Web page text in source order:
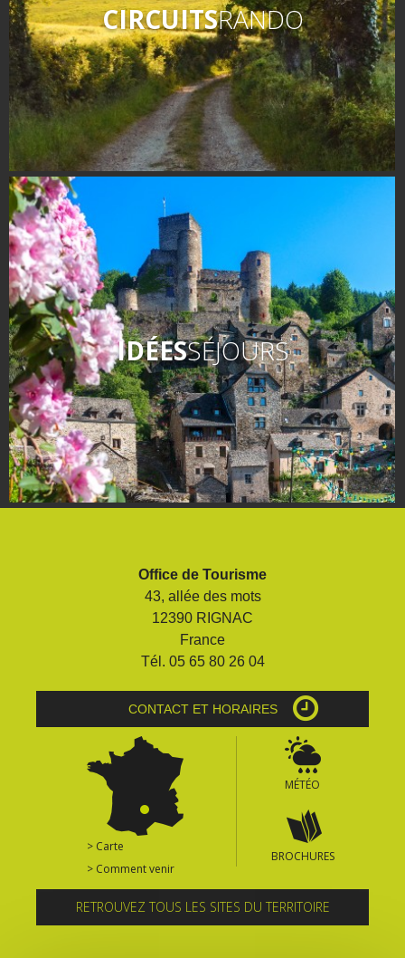
CIRCUITSRANDO
IDÉESSÉJOURS
Office de Tourisme
43, allée des mots
12390 RIGNAC
France
Tél. 05 65 80 26 04
CONTACT ET HORAIRES
> Carte
> Comment venir
MÉTÉO
BROCHURES
RETROUVEZ TOUS LES SITES DU TERRITOIRE